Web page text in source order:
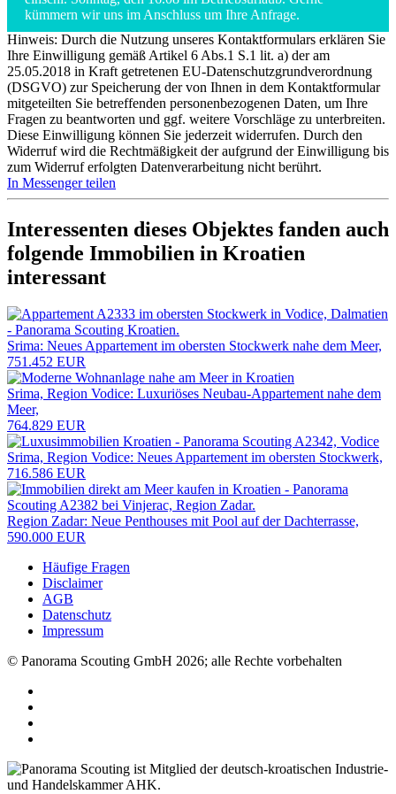
kümmern wir uns im Anschluss um Ihre Anfrage.
Hinweis: Durch die Nutzung unseres Kontaktformulars erklären Sie
Ihre Einwilligung gemäß Artikel 6 Abs.1 S.1 lit. a) der am
25.05.2018 in Kraft getretenen EU-Datenschutzgrundverordnung
(DSGVO) zur Speicherung der von Ihnen in dem Kontaktformular
mitgeteilten Sie betreffenden personenbezogenen Daten, um Ihre
Fragen zu beantworten und ggf. weitere Vorschläge zu unterbreiten.
Diese Einwilligung können Sie jederzeit widerrufen. Durch den
Widerruf wird die Rechtmäßigkeit der aufgrund der Einwilligung bis
zum Widerruf erfolgten Datenverarbeitung nicht berührt.
In Messenger teilen
Interessenten dieses Objektes fanden auch
folgende Immobilien in Kroatien
interessant
Srima: Neues Appartement im obersten Stockwerk nahe dem Meer,
751.452 EUR
Srima, Region Vodice: Luxuriöses Neubau-Appartement nahe dem
Meer,
764.829 EUR
Srima, Region Vodice: Neues Appartement im obersten Stockwerk,
716.586 EUR
Region Zadar: Neue Penthouses mit Pool auf der Dachterrasse,
590.000 EUR
Häufige Fragen
Disclaimer
AGB
Datenschutz
Impressum
© Panorama Scouting GmbH 2026; alle Rechte vorbehalten